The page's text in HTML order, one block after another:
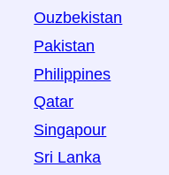
Ouzbekistan
Pakistan
Philippines
Qatar
Singapour
Sri Lanka